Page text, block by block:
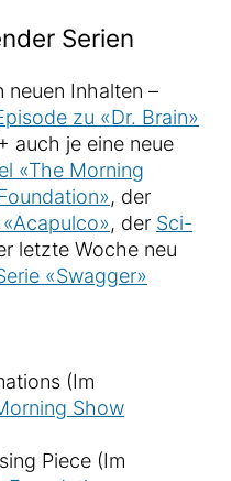
Serien
neuen Inhalten –
zu «Dr. Brain»
auch je eine neue
«The Morning
, der
, der Sci-
letzte Woche neu
«Swagger»
(Im
Show
Piece (Im